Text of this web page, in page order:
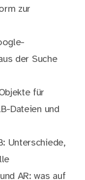
zur
der Suche
für
Dateien und
Unterschiede,
AR: was auf